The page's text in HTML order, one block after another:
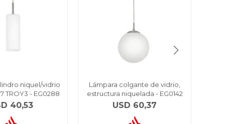
niquel/vidrio
TROY3 - EG0288
40,53
Lámpara colgante de vidrio,
estructura niquelada - EG0142
USD 60,37